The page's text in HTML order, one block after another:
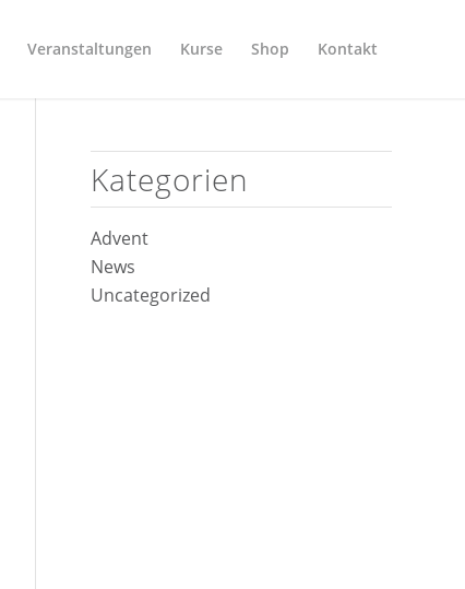
Veranstaltungen Kurse Shop Kontakt
Kategorien
Advent
News
Uncategorized